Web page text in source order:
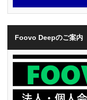
Foovo Deepのご案内